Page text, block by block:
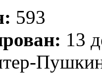
593
13